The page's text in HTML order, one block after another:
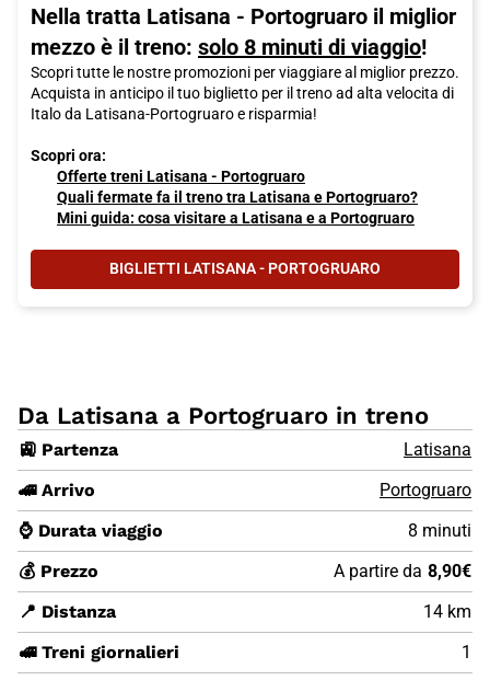
Nella tratta Latisana - Portogruaro il miglior
mezzo è il treno: solo 8 minuti di viaggio!
Scopri tutte le nostre promozioni per viaggiare al miglior prezzo.
Acquista in anticipo il tuo biglietto per il treno ad alta velocita di
Italo da Latisana-Portogruaro e risparmia!
Scopri ora:
Offerte treni Latisana - Portogruaro
Quali fermate fa il treno tra Latisana e Portogruaro?
Mini guida: cosa visitare a Latisana e a Portogruaro
BIGLIETTI LATISANA - PORTOGRUARO
Da Latisana a Portogruaro in treno
🚉 Partenza
Latisana
🚄 Arrivo
Portogruaro
⌚ Durata viaggio
8 minuti
💰 Prezzo
A partire da 8,90€
📍 Distanza
14 km
🚅 Treni giornalieri
1